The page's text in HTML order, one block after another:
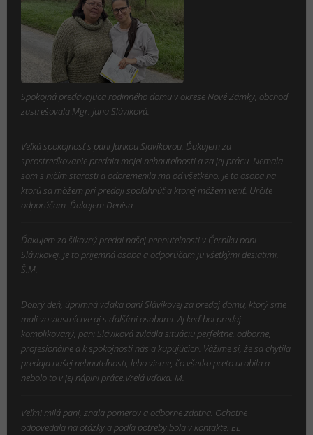
Spokojná predávajúca rodinného domu v okrese Nové Zámky, obchod
zastrešovala Mgr. Jana Sláviková.
Veľká spokojnosť s pani Jankou Slavikovou. Ďakujem za
sprostredkovanie predaja mojej nehnuteľnosti a za jej prácu. Nemala
som s ničím starosti a odbremenila ma od všetkého. Je to osoba na
ktorú sa môžem pri predaji spoľahnúť a ktorej môžem veriť. Určite
odporúčam. Ďakujem Denisa
Ďakujem za šikovný predaj našej nehnuteľnosti v Černíku pani
Slávikovej, je to príjemná osoba a odporúčam ju všetkými desiatimi.
Š.M.
Dobrý deň, úprimná vďaka pani Slávikovej za predaj domu, ktorý sme
mali vo vlastníctve aj s ďalšími osobami. Aj keď bol predaj
komplikovaný, pani Sláviková zvládla situáciu perfektne, odborne,
profesionálne a k spokojnosti nás a kupujúcich. Vážime si, že sa chytila
predaja našej nehnuteľnosti, lebo vieme, čo všetko preto urobila a
nebolo to v jej náplni práce.Vrelá vďaka. M.
Veľmi milá pani, znala pomerov a odborne zdatna. Ochotne
odpovedala na otázky a podľa potreby bola v kontakte. EL